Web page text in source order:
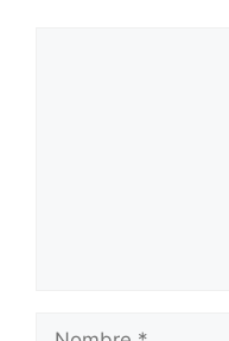
Nombre